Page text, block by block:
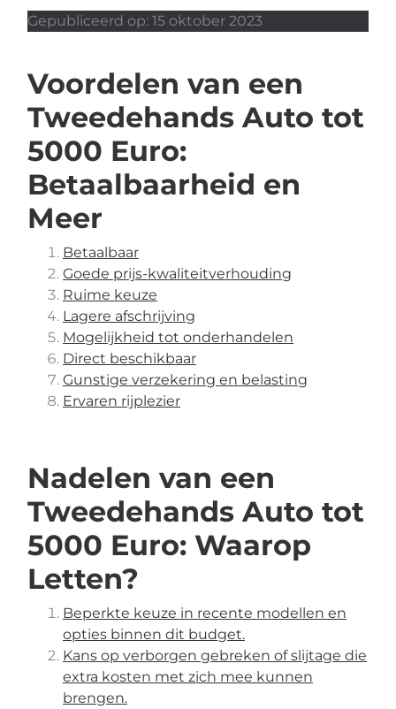
Gepubliceerd op: 15 oktober 2023
Voordelen van een
Tweedehands Auto tot
5000 Euro:
Betaalbaarheid en
Meer
Betaalbaar
Goede prijs-kwaliteitverhouding
Ruime keuze
Lagere afschrijving
Mogelijkheid tot onderhandelen
Direct beschikbaar
Gunstige verzekering en belasting
Ervaren rijplezier
Nadelen van een
Tweedehands Auto tot
5000 Euro: Waarop
Letten?
Beperkte keuze in recente modellen en
opties binnen dit budget.
Kans op verborgen gebreken of slijtage die
extra kosten met zich mee kunnen
brengen.